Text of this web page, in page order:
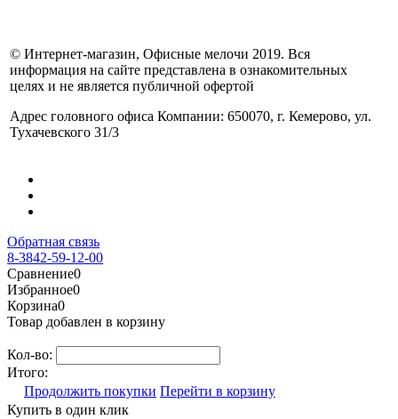
© Интернет-магазин, Офисные мелочи 2019. Вся
информация на сайте представлена в ознакомительных
целях и не является публичной офертой
Адрес головного офиса Компании: 650070, г. Кемерово, ул.
Тухачевского 31/3
Обратная связь
8-3842-59-12-00
Сравнение0
Избранное0
Корзина0
Товар добавлен в корзину
Кол-во:
Итого:
Продолжить покупки Перейти в корзину
Купить в один клик